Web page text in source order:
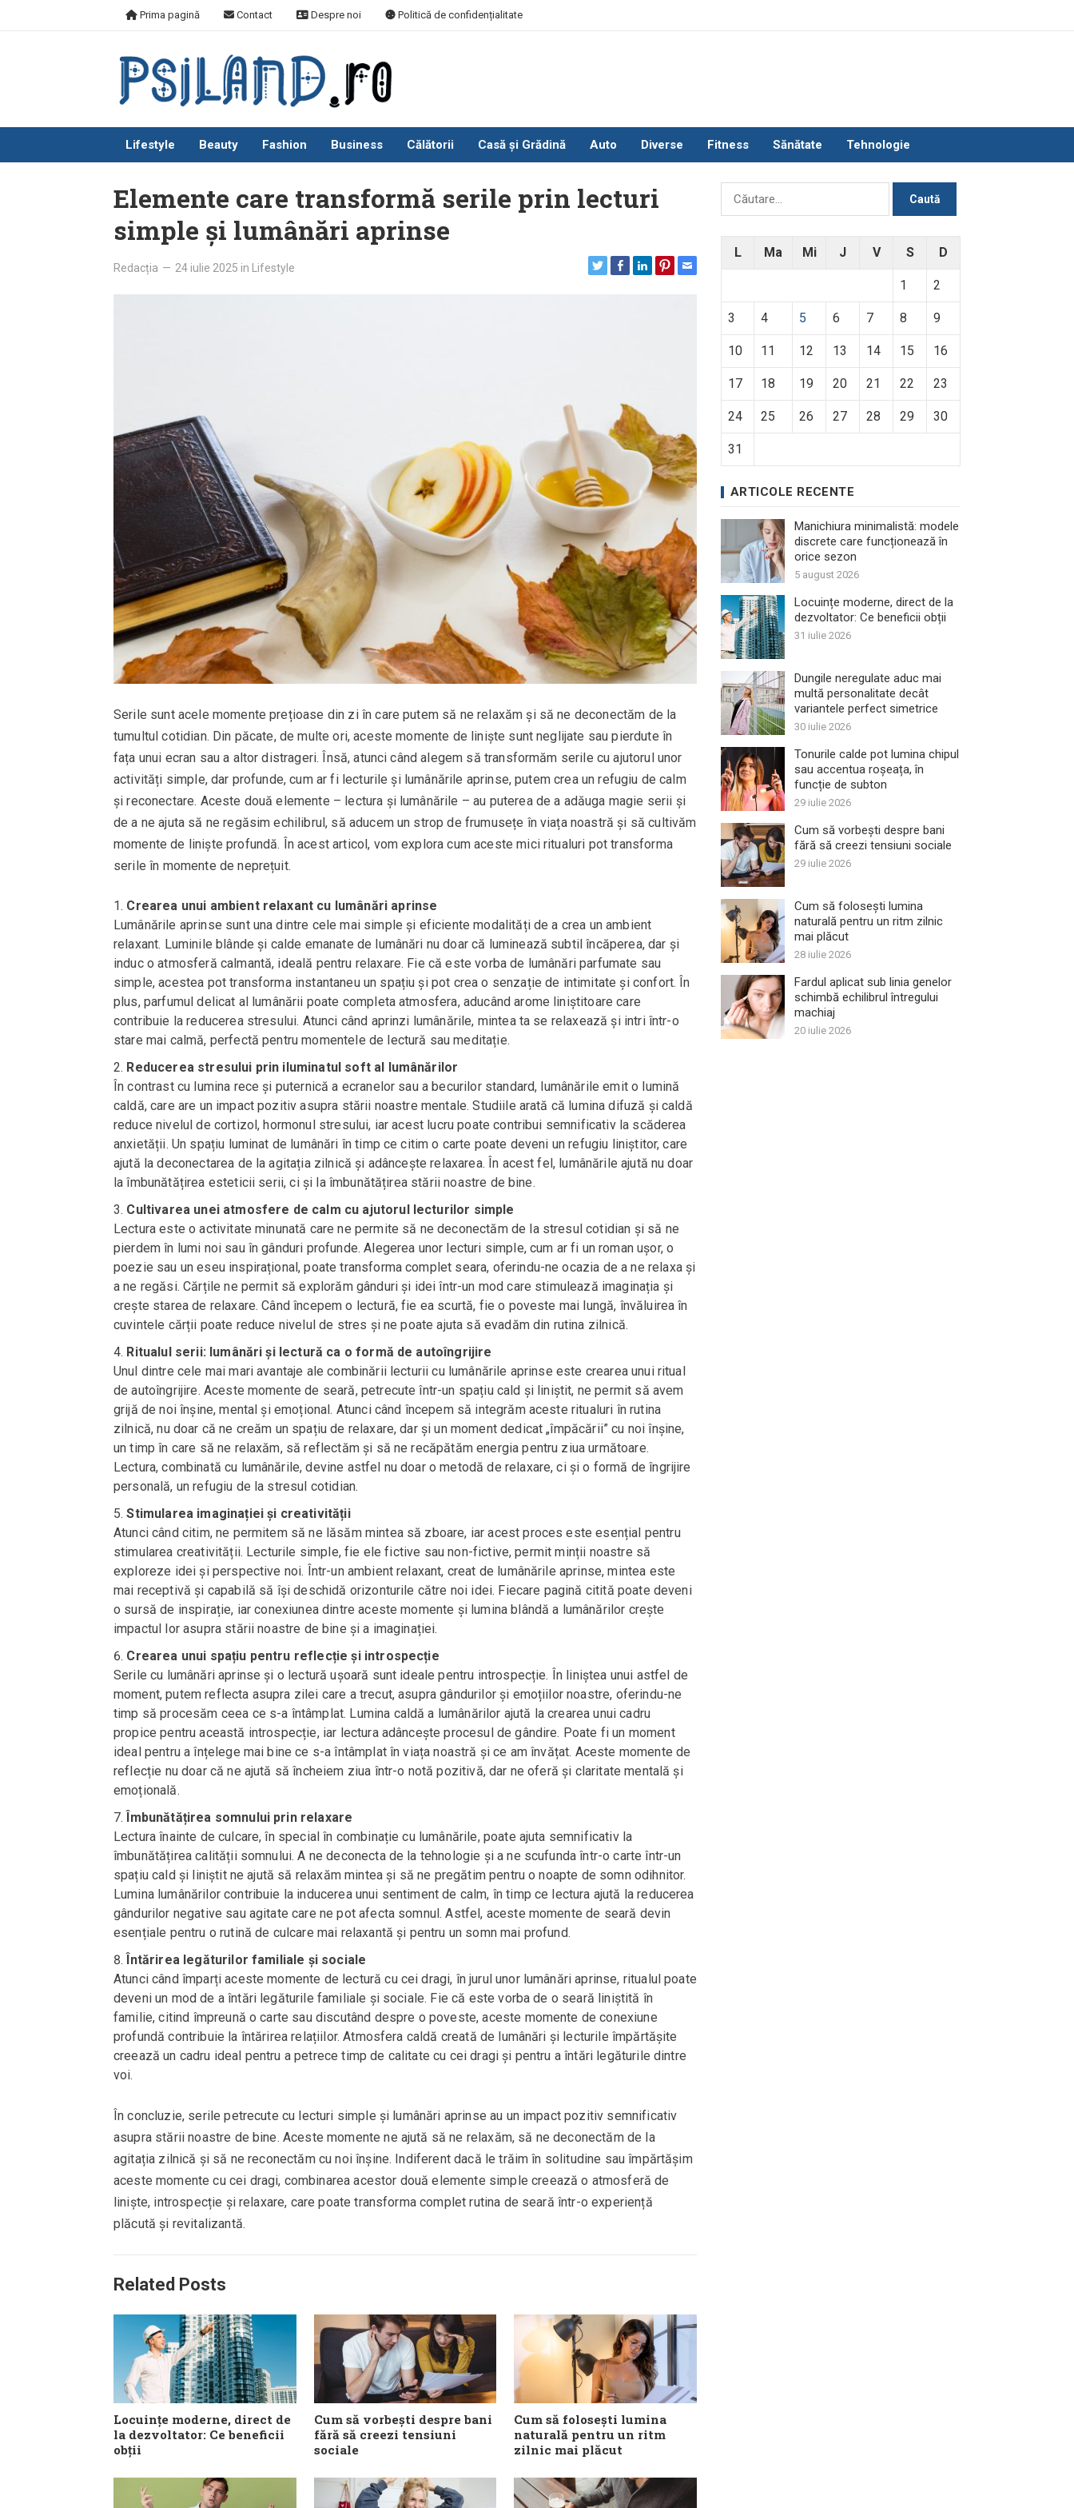
Prima pagină Contact Despre noi Politică de confidențialitate
Lifestyle Beauty Fashion Business Călătorii Casă și Grădină Auto Diverse Fitness Sănătate Tehnologie
Elemente care transformă serile prin lecturi
simple și lumânări aprinse
Redacția — 24 iulie 2025 in Lifestyle
Serile sunt acele momente prețioase din zi în care putem să ne relaxăm și să ne deconectăm de la
tumultul cotidian. Din păcate, de multe ori, aceste momente de liniște sunt neglijate sau pierdute în
fața unui ecran sau a altor distrageri. Însă, atunci când alegem să transformăm serile cu ajutorul unor
activități simple, dar profunde, cum ar fi lecturile și lumânările aprinse, putem crea un refugiu de calm
și reconectare. Aceste două elemente – lectura și lumânările – au puterea de a adăuga magie serii și
de a ne ajuta să ne regăsim echilibrul, să aducem un strop de frumusețe în viața noastră și să cultivăm
momente de liniște profundă. În acest articol, vom explora cum aceste mici ritualuri pot transforma
serile în momente de neprețuit.
Crearea unui ambient relaxant cu lumânări aprinse
Lumânările aprinse sunt una dintre cele mai simple și eficiente modalități de a crea un ambient
relaxant. Luminile blânde și calde emanate de lumânări nu doar că luminează subtil încăperea, dar și
induc o atmosferă calmantă, ideală pentru relaxare. Fie că este vorba de lumânări parfumate sau
simple, acestea pot transforma instantaneu un spațiu și pot crea o senzație de intimitate și confort. În
plus, parfumul delicat al lumânării poate completa atmosfera, aducând arome liniștitoare care
contribuie la reducerea stresului. Atunci când aprinzi lumânările, mintea ta se relaxează și intri într-o
stare mai calmă, perfectă pentru momentele de lectură sau meditație.
Reducerea stresului prin iluminatul soft al lumânărilor
În contrast cu lumina rece și puternică a ecranelor sau a becurilor standard, lumânările emit o lumină
caldă, care are un impact pozitiv asupra stării noastre mentale. Studiile arată că lumina difuză și caldă
reduce nivelul de cortizol, hormonul stresului, iar acest lucru poate contribui semnificativ la scăderea
anxietății. Un spațiu luminat de lumânări în timp ce citim o carte poate deveni un refugiu liniștitor, care
ajută la deconectarea de la agitația zilnică și adâncește relaxarea. În acest fel, lumânările ajută nu doar
la îmbunătățirea esteticii serii, ci și la îmbunătățirea stării noastre de bine.
Cultivarea unei atmosfere de calm cu ajutorul lecturilor simple
Lectura este o activitate minunată care ne permite să ne deconectăm de la stresul cotidian și să ne
pierdem în lumi noi sau în gânduri profunde. Alegerea unor lecturi simple, cum ar fi un roman ușor, o
poezie sau un eseu inspirațional, poate transforma complet seara, oferindu-ne ocazia de a ne relaxa și
a ne regăsi. Cărțile ne permit să explorăm gânduri și idei într-un mod care stimulează imaginația și
crește starea de relaxare. Când începem o lectură, fie ea scurtă, fie o poveste mai lungă, învăluirea în
cuvintele cărții poate reduce nivelul de stres și ne poate ajuta să evadăm din rutina zilnică.
Ritualul serii: lumânări și lectură ca o formă de autoîngrijire
Unul dintre cele mai mari avantaje ale combinării lecturii cu lumânările aprinse este crearea unui ritual
de autoîngrijire. Aceste momente de seară, petrecute într-un spațiu cald și liniștit, ne permit să avem
grijă de noi înșine, mental și emoțional. Atunci când începem să integrăm aceste ritualuri în rutina
zilnică, nu doar că ne creăm un spațiu de relaxare, dar și un moment dedicat „împăcării” cu noi înșine,
un timp în care să ne relaxăm, să reflectăm și să ne recăpătăm energia pentru ziua următoare.
Lectura, combinată cu lumânările, devine astfel nu doar o metodă de relaxare, ci și o formă de îngrijire
personală, un refugiu de la stresul cotidian.
Stimularea imaginației și creativității
Atunci când citim, ne permitem să ne lăsăm mintea să zboare, iar acest proces este esențial pentru
stimularea creativității. Lecturile simple, fie ele fictive sau non-fictive, permit minții noastre să
exploreze idei și perspective noi. Într-un ambient relaxant, creat de lumânările aprinse, mintea este
mai receptivă și capabilă să își deschidă orizonturile către noi idei. Fiecare pagină citită poate deveni
o sursă de inspirație, iar conexiunea dintre aceste momente și lumina blândă a lumânărilor crește
impactul lor asupra stării noastre de bine și a imaginației.
Crearea unui spațiu pentru reflecție și introspecție
Serile cu lumânări aprinse și o lectură ușoară sunt ideale pentru introspecție. În liniștea unui astfel de
moment, putem reflecta asupra zilei care a trecut, asupra gândurilor și emoțiilor noastre, oferindu-ne
timp să procesăm ceea ce s-a întâmplat. Lumina caldă a lumânărilor ajută la crearea unui cadru
propice pentru această introspecție, iar lectura adâncește procesul de gândire. Poate fi un moment
ideal pentru a înțelege mai bine ce s-a întâmplat în viața noastră și ce am învățat. Aceste momente de
reflecție nu doar că ne ajută să încheiem ziua într-o notă pozitivă, dar ne oferă și claritate mentală și
emoțională.
Îmbunătățirea somnului prin relaxare
Lectura înainte de culcare, în special în combinație cu lumânările, poate ajuta semnificativ la
îmbunătățirea calității somnului. A ne deconecta de la tehnologie și a ne scufunda într-o carte într-un
spațiu cald și liniștit ne ajută să relaxăm mintea și să ne pregătim pentru o noapte de somn odihnitor.
Lumina lumânărilor contribuie la inducerea unui sentiment de calm, în timp ce lectura ajută la reducerea
gândurilor negative sau agitate care ne pot afecta somnul. Astfel, aceste momente de seară devin
esențiale pentru o rutină de culcare mai relaxantă și pentru un somn mai profund.
Întărirea legăturilor familiale și sociale
Atunci când împarți aceste momente de lectură cu cei dragi, în jurul unor lumânări aprinse, ritualul poate
deveni un mod de a întări legăturile familiale și sociale. Fie că este vorba de o seară liniștită în
familie, citind împreună o carte sau discutând despre o poveste, aceste momente de conexiune
profundă contribuie la întărirea relațiilor. Atmosfera caldă creată de lumânări și lecturile împărtășite
creează un cadru ideal pentru a petrece timp de calitate cu cei dragi și pentru a întări legăturile dintre
voi.
În concluzie, serile petrecute cu lecturi simple și lumânări aprinse au un impact pozitiv semnificativ
asupra stării noastre de bine. Aceste momente ne ajută să ne relaxăm, să ne deconectăm de la
agitația zilnică și să ne reconectăm cu noi înșine. Indiferent dacă le trăim în solitudine sau împărtășim
aceste momente cu cei dragi, combinarea acestor două elemente simple creează o atmosferă de
liniște, introspecție și relaxare, care poate transforma complet rutina de seară într-o experiență
plăcută și revitalizantă.
Related Posts
Locuințe moderne, direct de
la dezvoltator: Ce beneficii
obții
Cum să vorbești despre bani
fără să creezi tensiuni
sociale
Cum să folosești lumina
naturală pentru un ritm
zilnic mai plăcut
Caută
L Ma Mi J V S D
1 2
3 4 5 6 7 8 9
10 11 12 13 14 15 16
17 18 19 20 21 22 23
24 25 26 27 28 29 30
31
ARTICOLE RECENTE
Manichiura minimalistă: modele
discrete care funcționează în
orice sezon
5 august 2026
Locuințe moderne, direct de la
dezvoltator: Ce beneficii obții
31 iulie 2026
Dungile neregulate aduc mai
multă personalitate decât
variantele perfect simetrice
30 iulie 2026
Tonurile calde pot lumina chipul
sau accentua roșeața, în
funcție de subton
29 iulie 2026
Cum să vorbești despre bani
fără să creezi tensiuni sociale
29 iulie 2026
Cum să folosești lumina
naturală pentru un ritm zilnic
mai plăcut
28 iulie 2026
Fardul aplicat sub linia genelor
schimbă echilibrul întregului
machiaj
20 iulie 2026